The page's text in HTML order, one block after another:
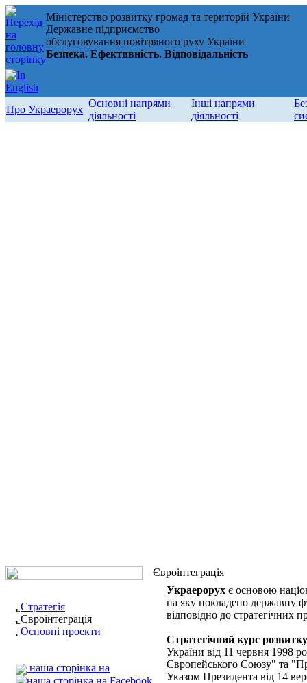
Міністерство розвитку громад та територій України
Державне підприємство
обслуговування повітряного руху України
Безпека. Ефективність. Відповідальність
Про Украерорух
Основні напрями
діяльності
Інші напрями
діяльності
Стратегія
Євроінтеграція
Основні проекти
наша сторінка на
Євроінтеграція
Украерорух є основою
на яку покладено державну
відповідно до стратегічних
Стратегічний курс
України від 11 червня 1998
Європейського Союзу" та
Указом Президента від 14